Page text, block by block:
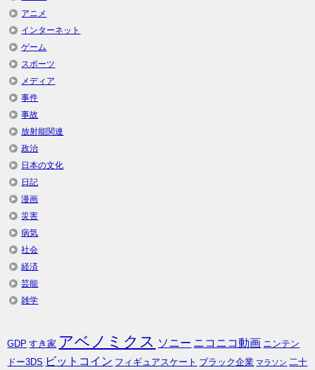
アニメ
インターネット
ゲーム
スポーツ
メディア
事件
事故
放射能関連
政治
日本の文化
日記
漫画
災害
病気
社会
経済
芸能
雑学
GDP すき家 アベノミクス ソニー ニコニコ動画 ニンテン
ドー3DS ビットコイン フィギュアスケート ブラック企業 マラソン 二十